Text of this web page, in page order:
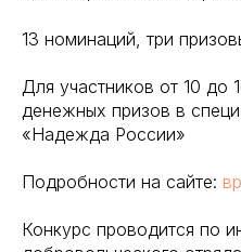
13 номинаций, три
Для участников от 10 до
денежных призов в
«Надежда России»
Подробности на сайте:
Конкурс проводится по